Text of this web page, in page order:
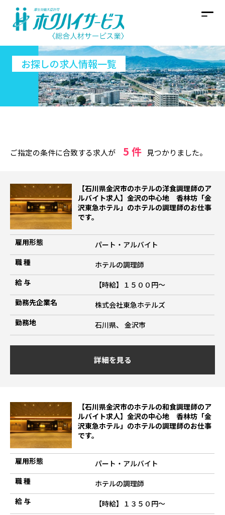
お探しの求人情報一覧
ご指定の条件に合致する求人が 5 件 見つかりました。
【石川県金沢市のホテルの洋食調理師のア
ルバイト求人】金沢の中心地 香林坊「金
沢東急ホテル」のホテルの調理師のお仕事
です。
雇用形態
パート・アルバイト
職 種
ホテルの調理師
給 与
【時給】１５００円～
勤務先企業名
株式会社東急ホテルズ
勤務地
石川県、 金沢市
詳細を見る
【石川県金沢市のホテルの和食調理師のア
ルバイト求人】金沢の中心地 香林坊「金
沢東急ホテル」のホテルの調理師のお仕事
です。
雇用形態
パート・アルバイト
職 種
ホテルの調理師
給 与
【時給】１３５０円～